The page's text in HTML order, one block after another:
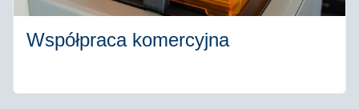
Współpraca komercyjna